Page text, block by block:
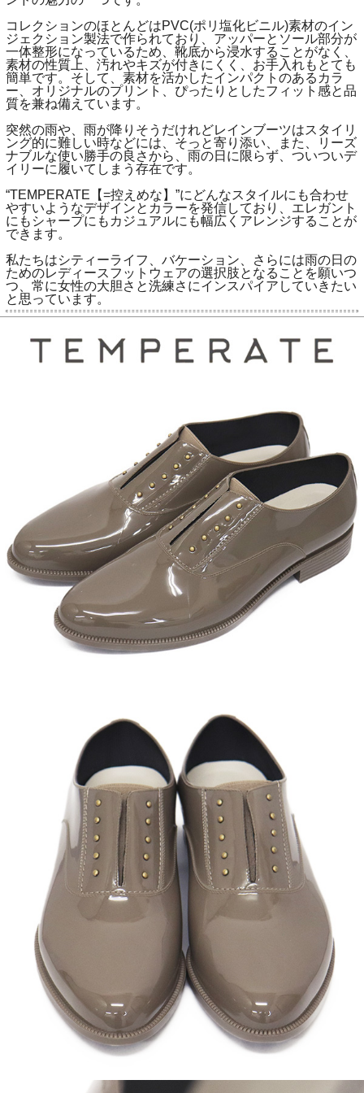
コレクションのほとんどはPVC(ポリ塩化ビニル)素材のイン
ジェクション製法で作られており、アッパーとソール部分が
一体整形になっているため、靴底から浸水することがなく、
素材の性質上、汚れやキズが付きにくく、お手入れもとても
簡単です。そして、素材を活かしたインパクトのあるカラ
ー、オリジナルのプリント、ぴったりとしたフィット感と品
質を兼ね備えています。
突然の雨や、雨が降りそうだけれどレインブーツはスタイリ
ング的に難しい時などには、そっと寄り添い、また、リーズ
ナブルな使い勝手の良さから、雨の日に限らず、ついついデ
イリーに履いてしまう存在です。
“TEMPERATE【=控えめな】”にどんなスタイルにも合わせ
やすいようなデザインとカラーを発信しており、エレガント
にもシャープにもカジュアルにも幅広くアレンジすることが
できます。
私たちはシティーライフ、バケーション、さらには雨の日の
ためのレディースフットウェアの選択肢となることを願いつ
つ、常に女性の大胆さと洗練さにインスパイアしていきたい
と思っています。